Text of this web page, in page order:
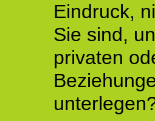
Eindruck,
Sie sind,
privaten